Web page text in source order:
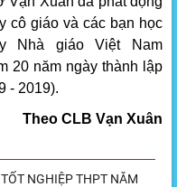
cô giáo và các bạn học
Nhà giáo Việt Nam
20 năm ngày thành lập
- 2019).
Theo CLB Vạn Xuân
NGHIỆP THPT NĂM